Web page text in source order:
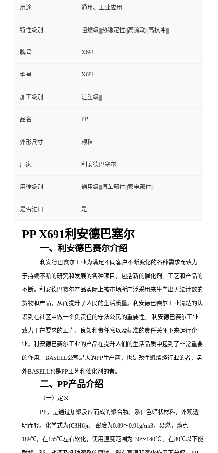
用途 通用、工业应用
特性级别 阻燃级|||热稳定性|||高流动|||高抗冲|||
牌号 X691
型号 X691
加工级别 注塑级|||
品名 PP
外形尺寸 颗粒
厂家 利安德巴塞尔
用途级别 通用级|||汽车部件|||家电部件|||
是否进口 是
PP X691利安德巴塞尔
一、利安德巴赛尔介绍
利安德巴赛尔工业为满足不同客户不断变化的各种需求而致力
于持续不断的研究和发展的各种项目，包括新的催化剂、工艺和产品的
不断。利安德巴赛尔产品实际上被市场所广泛采用来生产出无法计数的
货物和产品，从而提升了人民的生活质量。利安德巴赛尔工业清楚的认
识到在社区中做一个负责任的守法公民的重要性。
利安德巴赛尔工业
致力于在要求的正直、良知和责任感以及标准的责任关怀下来运行企
业。利安德巴赛尔工业的产品在提升人们的生活品质中起到了非常重要
的作用。 BASELL公司是大的PP生产商，也是改性聚烯烃行业的者，另
外BASELL也是PP工艺和催化剂的者。
二、PP产品介绍
（一）定义
PP，是通过加聚反应而成的聚合物。系白色蜡状材料，外观透
明而轻。化学式为(C3H6)n，密度为0.89～0.91g/cm3，易燃，熔点
189℃，在155℃左右软化，使用温度范围为-30～140℃ 。在80℃以下能